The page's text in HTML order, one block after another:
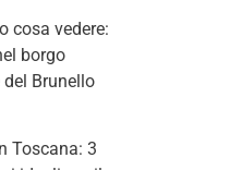
cosa vedere:
borgo
Brunello
Toscana: 3